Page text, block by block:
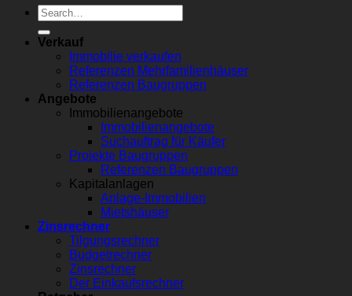
Verkauf
Immobilie verkaufen
Referenzen Mehrfamilienhäuser
Referenzen Baugruppen
Angebote
Immobilienangebote
Immobilienangebote
Suchauftrag für Käufer
Projekte Baugruppen
Referenzen Baugruppen
Kapitalanlagen
Anlage-Immobilien
Mietshäuser
Zinsrechner
Tilgungsrechner
Budgetrechner
Zinsrechner
Der Einkaufsrechner